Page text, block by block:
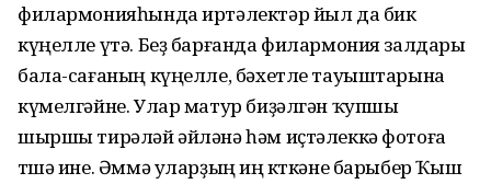
филармонияһында иртәлектәр йыл да бик
күңелле үтә. Беҙ барғанда филармония залдары
бала-сағаның күңелле, бәхетле тауыштарына
күмелгәйне. Улар матур биҙәлгән ҡупшы
шыршы тирәләй әйләнә һәм иҫтәлеккә фотоға
төшә ине. Әммә уларҙың иң көткәне барыбер Ҡыш